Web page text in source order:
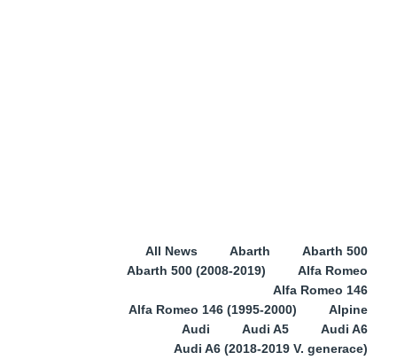
All News Abarth
Abarth 500
Abarth 500 (2008-2019)
Alfa Romeo
Alfa Romeo 146
Alfa Romeo 146 (1995-2000)
Alpine
Audi
Audi A5
Audi A6
Audi A6 (2018-2019 V. generace)